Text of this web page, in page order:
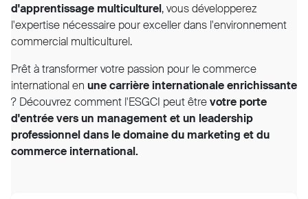
d'apprentissage multiculturel, vous développerez
l'expertise nécessaire pour exceller dans l'environnement
commercial multiculturel.
Prêt à transformer votre passion pour le commerce
international en une carrière internationale enrichissante
? Découvrez comment l'ESGCI peut êtrevotre porte
d'entrée vers un management et un leadership
professionnel dans le domaine du marketing et du
commerce international.